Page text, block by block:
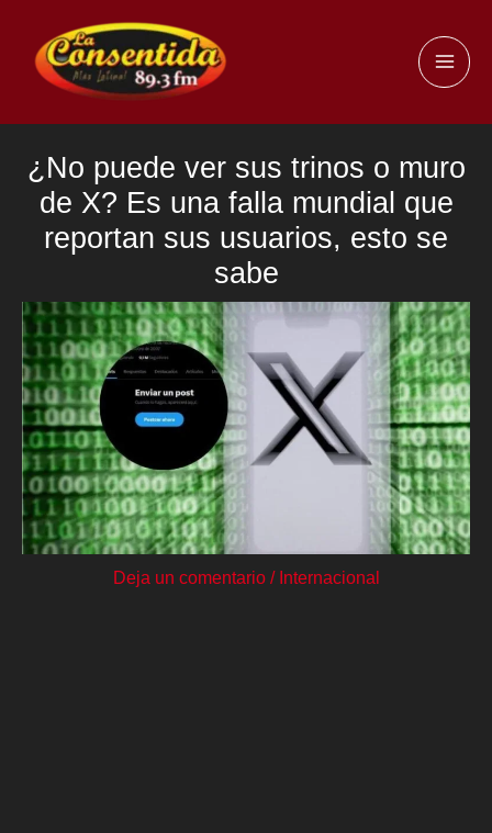
contenido
¿No puede ver sus trinos o muro
de X? Es una falla mundial que
reportan sus usuarios, esto se
sabe
Deja un comentario / Internacional